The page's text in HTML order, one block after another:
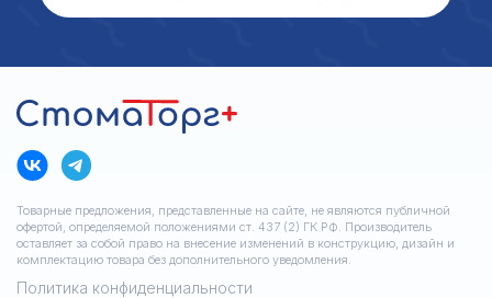
Товарные предложения, представленные на сайте, не являются публичной
офертой, определяемой положениями ст. 437 (2) ГК РФ. Производитель
оставляет за собой право на внесение изменений в конструкцию, дизайн и
комплектацию товара без дополнительного уведомления.
Политика конфиденциальности